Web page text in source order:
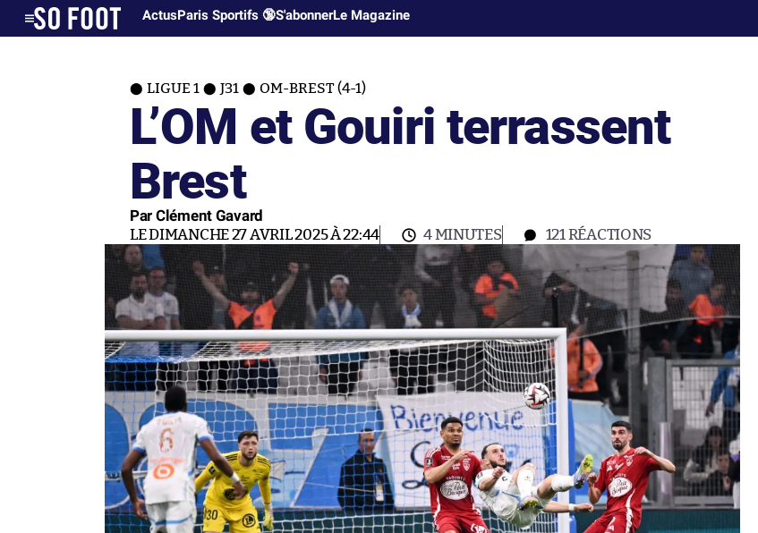
ActusParis Sportifs 🔞S'abonnerLe Magazine
LIGUE 1 J31 OM-BREST (4-1)
L’OM et Gouiri terrassent
Brest
Par Clément Gavard
LE DIMANCHE 27 AVRIL 2025 À 22:44 4 MINUTES 121 RÉACTIONS